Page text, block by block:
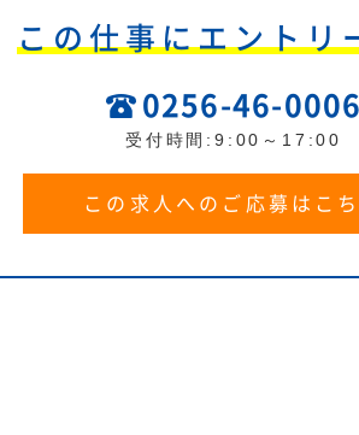
この仕事にエントリ
0256-46-
受付時間:9:00～17:00
この求人へのご応募はこ